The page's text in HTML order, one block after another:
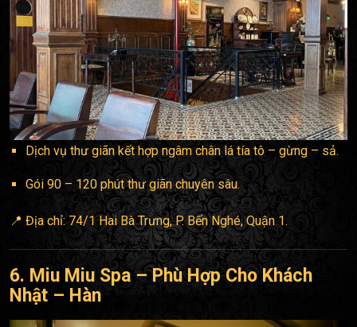
Dịch vụ thư giãn kết hợp ngâm chân lá tía tô – gừng – sả.
Gói 90 – 120 phút thư giãn chuyên sâu.
📍 Địa chỉ: 74/1 Hai Bà Trưng, P. Bến Nghé, Quận 1.
6. Miu Miu Spa – Phù Hợp Cho Khách
Nhật – Hàn